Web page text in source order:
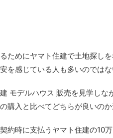
ためにヤマト住建で土地探し
を感じている人も多いのではな
モデルハウス 販売を見学し
購入と比べてどちらが良いのか
約時に支払うヤマト住建の10